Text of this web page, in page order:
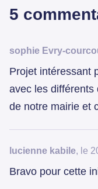
5
sophie Evry-
Projet intéressant
avec les différents
de notre mairie et
lucienne kabile, le
Bravo pour cette